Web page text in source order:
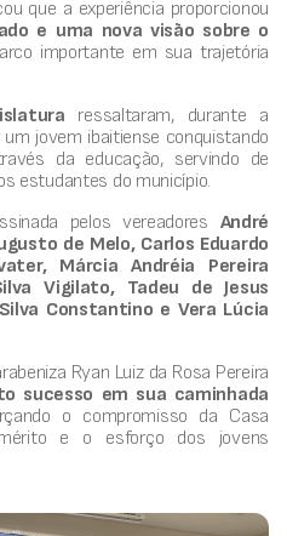
que a experiência proporcionou
e uma nova visão sobre o
importante em sua trajetória
ressaltaram, durante a
jovem ibaitiense conquistando
da educação, servindo de
estudantes do município.
pelos vereadores André
de Melo, Carlos Eduardo
Márcia Andréia Pereira
Vigilato, Tadeu de Jesus
Constantino e Vera Lúcia
Ryan Luiz da Rosa Pereira
sucesso em sua caminhada
o compromisso da Casa
e o esforço dos jovens